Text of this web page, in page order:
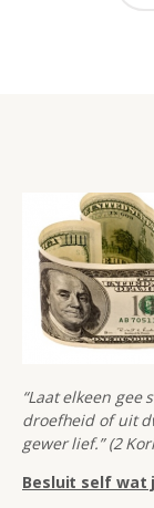
“Laat elkeen
droefheid of uit
gewer lief.” (2
Besluit self wat